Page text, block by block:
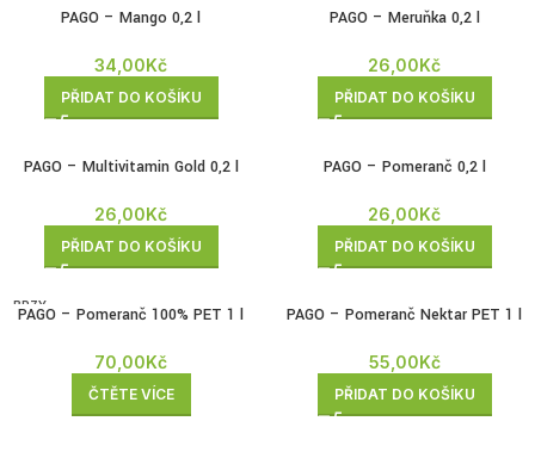
PAGO – Mango 0,2 l
34,00Kč
PŘIDAT DO KOŠÍKU
PAGO – Meruňka 0,2 l
26,00Kč
PŘIDAT DO KOŠÍKU
PAGO – Multivitamin Gold 0,2 l
26,00Kč
PŘIDAT DO KOŠÍKU
PAGO – Pomeranč 0,2 l
26,00Kč
PŘIDAT DO KOŠÍKU
BRZY
ZPĚT
PAGO – Pomeranč 100% PET 1 l
70,00Kč
ČTĚTE VÍCE
PAGO – Pomeranč Nektar PET 1 l
55,00Kč
PŘIDAT DO KOŠÍKU